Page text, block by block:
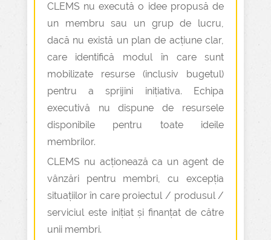
CLEMS nu execută o idee propusă de
un membru sau un grup de lucru,
dacă nu există un plan de acțiune clar,
care identifică modul în care sunt
mobilizate resurse (inclusiv bugetul)
pentru a sprijini inițiativa. Echipa
executivă nu dispune de resursele
disponibile pentru toate ideile
membrilor.
CLEMS nu acționează ca un agent de
vânzări pentru membri, cu excepția
situațiilor în care proiectul / produsul /
serviciul este inițiat și finanțat de către
unii membri.